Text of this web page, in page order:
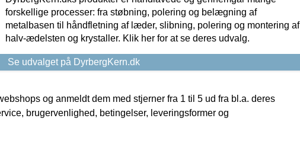
forskellige processer: fra støbning, polering og belægning af
metalbasen til håndfletning af læder, slibning, polering og montering af
halv-ædelsten og krystaller. Klik her for at se deres udvalg.
Se udvalget på DyrbergKern.dk
og anmeldt dem med stjerner fra 1 til 5 ud fra bl.a. deres
brugervenlighed, betingelser, leveringsformer og